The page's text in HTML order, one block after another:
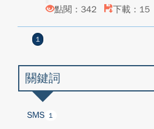
點閱：342
下載：15
1
關鍵詞
SMS 1